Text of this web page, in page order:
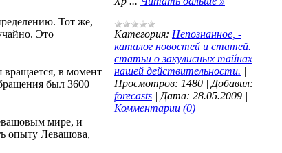
Тот же,
Это
вращается, в момент
был 3600
мире, и
опыту Левашова,
Категория: Непознанное, -
каталог новостей и статей.
статьи о закулисных тайнах
нашей действительности. |
Просмотров: 1480 | Добавил:
forecasts | Дата: 28.05.2009 |
Комментарии (0)